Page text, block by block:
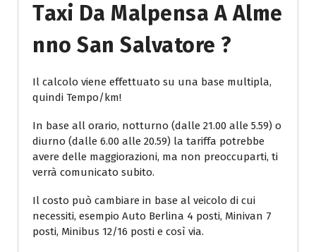
Taxi Da Malpensa A Alme
Nno San Salvatore ?
Il calcolo viene effettuato su una base multipla,
quindi Tempo/km!
In base all orario, notturno (dalle 21.00 alle 5.59) o
diurno (dalle 6.00 alle 20.59) la tariffa potrebbe
avere delle maggiorazioni, ma non preoccuparti, ti
verrà comunicato subito.
Il costo può cambiare in base al veicolo di cui
necessiti, esempio Auto Berlina 4 posti, Minivan 7
posti, Minibus 12/16 posti e così via.